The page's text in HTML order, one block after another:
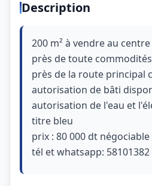
Description
200 m² à vendre au
près de toute commodités
près de la route principal
autorisation de bâti
autorisation de l'eau et
titre bleu
prix : 80 000 dt négociable
tél et whatsapp: 58101382